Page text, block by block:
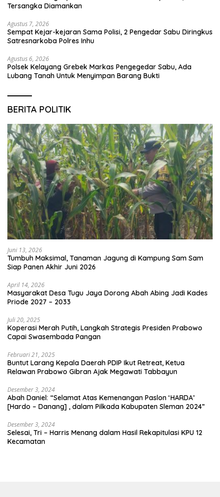
Tersangka Diamankan
Agustus 7, 2026
Sempat Kejar-kejaran Sama Polisi, 2 Pengedar Sabu Diringkus
Satresnarkoba Polres Inhu
Agustus 6, 2026
Polsek Kelayang Grebek Markas Pengegedar Sabu, Ada
Lubang Tanah Untuk Menyimpan Barang Bukti
BERITA POLITIK
Juni 13, 2026
Tumbuh Maksimal, Tanaman Jagung di Kampung Sam Sam
Siap Panen Akhir Juni 2026
April 14, 2026
Masyarakat Desa Tugu Jaya Dorong Abah Abing Jadi Kades
Priode 2027 – 2033
Juli 20, 2025
Koperasi Merah Putih, Langkah Strategis Presiden Prabowo
Capai Swasembada Pangan
Februari 21, 2025
Buntut Larang Kepala Daerah PDIP Ikut Retreat, Ketua
Relawan Prabowo Gibran Ajak Megawati Tabbayun
Desember 3, 2024
Abah Daniel: “Selamat Atas Kemenangan Paslon ‘HARDA’
[Hardo – Danang] , dalam Pilkada Kabupaten Sleman 2024”
Desember 3, 2024
Selesai, Tri – Harris Menang dalam Hasil Rekapitulasi KPU 12
Kecamatan